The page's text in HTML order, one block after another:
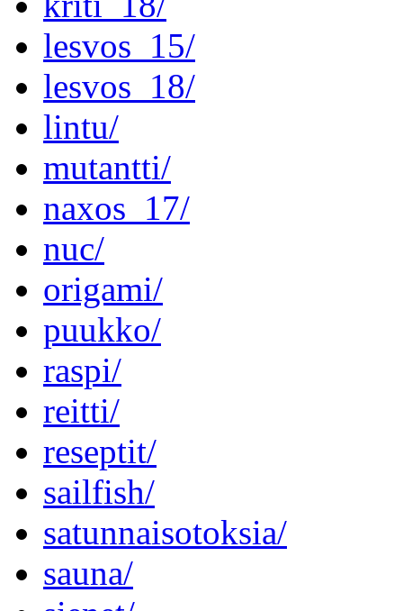
lesvos_15/
lesvos_18/
lintu/
mutantti/
naxos_17/
nuc/
origami/
puukko/
raspi/
reitti/
reseptit/
sailfish/
satunnaisotoksia/
sauna/